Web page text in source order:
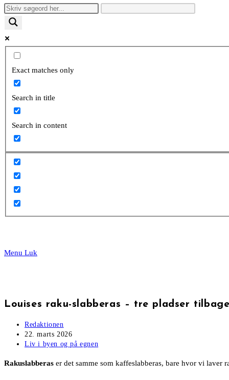
search
Exact matches only
Search in title
Search in content
Menu Luk
Louises raku-slabberas – tre pladser
Post
author:
Redaktionen
Post
published:
22. marts 2026
Post
Liv i byen og på egnen
Rakuslabberas er det samme som kaffeslabberas, bare hvor vi laver